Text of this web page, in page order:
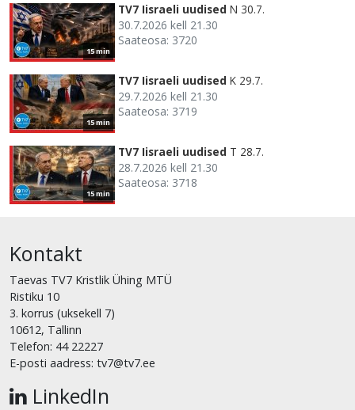
15 min
TV7 Iisraeli uudised N 30.7.
30.7.2026 kell 21.30
Saateosa: 3720
15 min
TV7 Iisraeli uudised K 29.7.
29.7.2026 kell 21.30
Saateosa: 3719
15 min
TV7 Iisraeli uudised T 28.7.
28.7.2026 kell 21.30
Saateosa: 3718
Kontakt
Taevas TV7 Kristlik Ühing MTÜ
Ristiku 10
3. korrus (uksekell 7)
10612, Tallinn
Telefon: 44 22227
E-posti aadress: tv7@tv7.ee
LinkedIn